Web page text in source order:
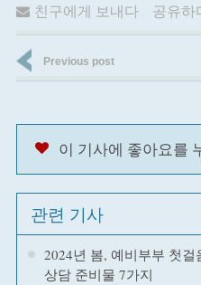
친구에게 보내다 공유하
Previous post
이 기사에 좋아요를
관련 기사
2024년 봄, 예비부부 첫
상담 준비물 7가지